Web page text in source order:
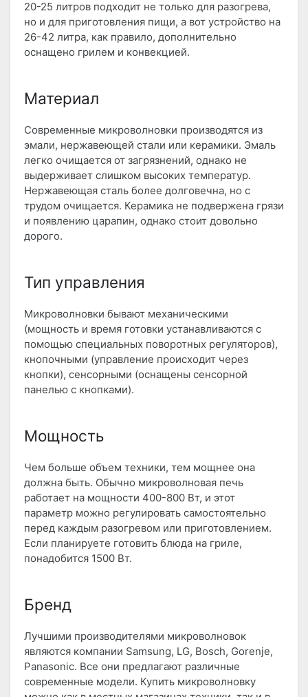
20-25 литров подходит не только для разогрева,
но и для приготовления пищи, а вот устройство на
26-42 литра, как правило, дополнительно
оснащено грилем и конвекцией.
Материал
Современные микроволновки производятся из
эмали, нержавеющей стали или керамики. Эмаль
легко очищается от загрязнений, однако не
выдерживает слишком высоких температур.
Нержавеющая сталь более долговечна, но с
трудом очищается. Керамика не подвержена грязи
и появлению царапин, однако стоит довольно
дорого.
Тип управления
Микроволновки бывают механическими
(мощность и время готовки устанавливаются с
помощью специальных поворотных регуляторов),
кнопочными (управление происходит через
кнопки), сенсорными (оснащены сенсорной
панелью с кнопками).
Мощность
Чем больше объем техники, тем мощнее она
должна быть. Обычно микроволновая печь
работает на мощности 400-800 Вт, и этот
параметр можно регулировать самостоятельно
перед каждым разогревом или приготовлением.
Если планируете готовить блюда на гриле,
понадобится 1500 Вт.
Бренд
Лучшими производителями микроволновок
являются компании Samsung, LG, Bosch, Gorenje,
Panasonic. Все они предлагают различные
современные модели. Купить микроволновку